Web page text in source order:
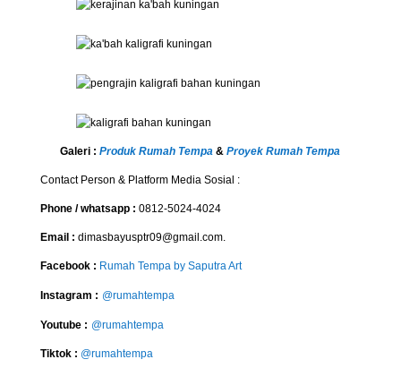
Galeri : Produk Rumah Tempa &Proyek Rumah Tempa
Contact Person & Platform Media Sosial :
Phone / whatsapp : 0812-5024-4024
Email : dimasbayusptr09@gmail.com.
Facebook : Rumah Tempa by Saputra Art
Instagram : @rumahtempa
Youtube : @rumahtempa
Tiktok : @rumahtempa